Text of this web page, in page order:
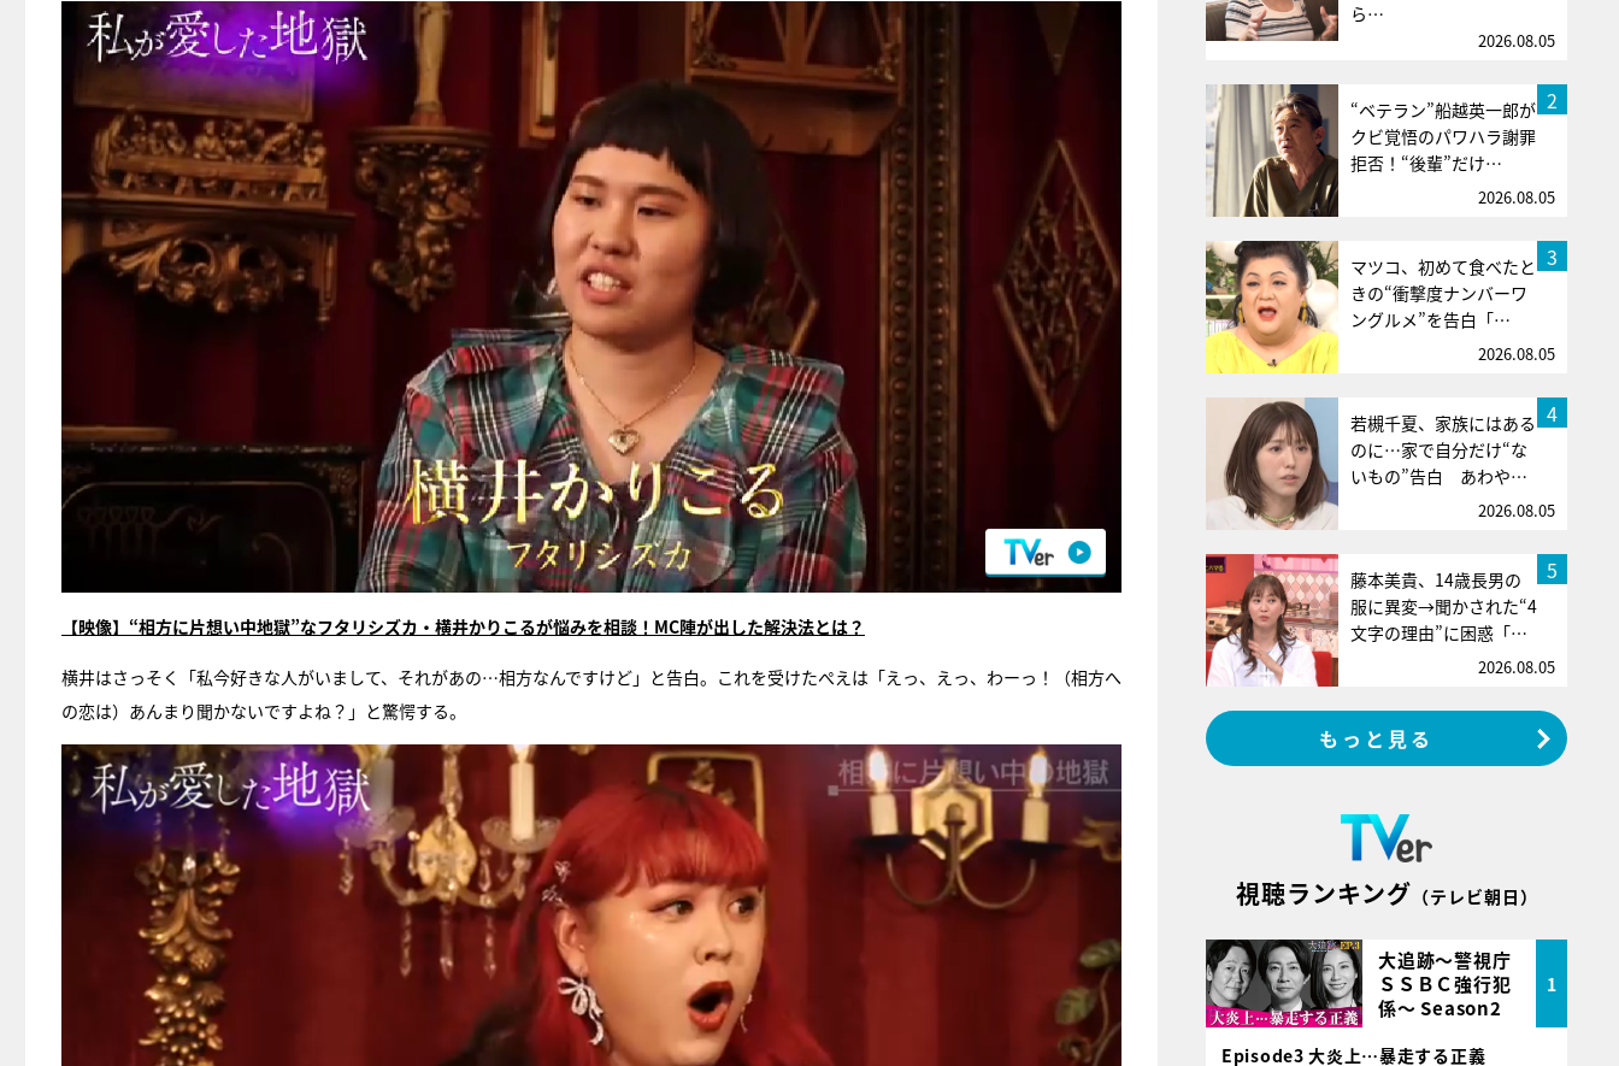
【映像】“相方に片想い中地獄”なフタリシズカ・横井かりこるが悩みを相談！MC陣が出した解決法とは？
横井はさっそく「私今好きな人がいまして、それがあの…相方なんですけど」と告白。これを受けたぺえは「えっ、えっ、わーっ！（相方へ
の恋は）あんまり聞かないですよね？」と驚愕する。
ら…
2026.08.05
2
“ベテラン”船越英一郎が
クビ覚悟のパワハラ謝罪
拒否！“後輩”だけ…
2026.08.05
3
マツコ、初めて食べたと
きの“衝撃度ナンバーワ
ングルメ”を告白「…
2026.08.05
4
若槻千夏、家族にはある
のに…家で自分だけ“な
いもの”告白 あわや…
2026.08.05
5
藤本美貴、14歳長男の
服に異変→聞かされた“4
文字の理由”に困惑「…
2026.08.05
もっと見る
視聴ランキング （テレビ朝日）
大追跡～警視庁
ＳＳＢＣ強行犯
係～ Season2
1
Episode3 大炎上…暴走する正義